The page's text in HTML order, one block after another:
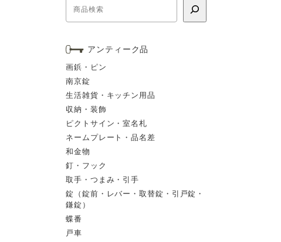
アンティーク品
画鋲・ピン
南京錠
生活雑貨・キッチン用品
収納・装飾
ピクトサイン・室名札
ネームプレート・品名差
和金物
釘・フック
取手・つまみ・引手
錠（錠前・レバー・取替錠・引戸錠・
鎌錠）
蝶番
戸車